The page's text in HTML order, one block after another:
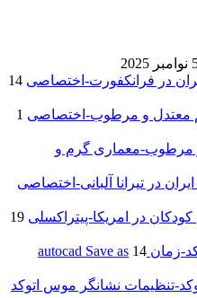
2025
در فرانکفورت-اختصاصی 14
معتدل و مرطوب-اختصاصی 1
و مرطوب-معماری گرم و
در تیرانا آلبانی-اختصاصی
در امریکا-پیتراکسلی 19
14
تنظیمات نشانگر موس اتوکد